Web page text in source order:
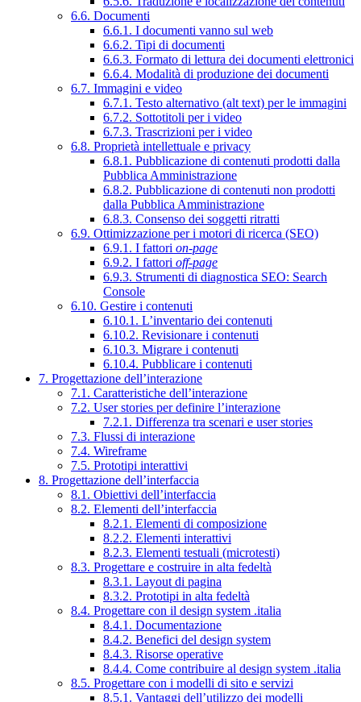
6.6. Documenti
6.6.1. I documenti vanno sul web
6.6.2. Tipi di documenti
6.6.3. Formato di lettura dei documenti elettronici
6.6.4. Modalità di produzione dei documenti
6.7. Immagini e video
6.7.1. Testo alternativo (alt text) per le immagini
6.7.2. Sottotitoli per i video
6.7.3. Trascrizioni per i video
6.8. Proprietà intellettuale e privacy
6.8.1. Pubblicazione di contenuti prodotti dalla
Pubblica Amministrazione
6.8.2. Pubblicazione di contenuti non prodotti
dalla Pubblica Amministrazione
6.8.3. Consenso dei soggetti ritratti
6.9. Ottimizzazione per i motori di ricerca (SEO)
6.9.1. I fattori on-page
6.9.2. I fattori off-page
6.9.3. Strumenti di diagnostica SEO: Search
Console
6.10. Gestire i contenuti
6.10.1. L’inventario dei contenuti
6.10.2. Revisionare i contenuti
6.10.3. Migrare i contenuti
6.10.4. Pubblicare i contenuti
7. Progettazione dell’interazione
7.1. Caratteristiche dell’interazione
7.2. User stories per definire l’interazione
7.2.1. Differenza tra scenari e user stories
7.3. Flussi di interazione
7.4. Wireframe
7.5. Prototipi interattivi
8. Progettazione dell’interfaccia
8.1. Obiettivi dell’interfaccia
8.2. Elementi dell’interfaccia
8.2.1. Elementi di composizione
8.2.2. Elementi interattivi
8.2.3. Elementi testuali (microtesti)
8.3. Progettare e costruire in alta fedeltà
8.3.1. Layout di pagina
8.3.2. Prototipi in alta fedeltà
8.4. Progettare con il design system .italia
8.4.1. Documentazione
8.4.2. Benefici del design system
8.4.3. Risorse operative
8.4.4. Come contribuire al design system .italia
8.5. Progettare con i modelli di sito e servizi
8.5.1. Vantaggi dell’utilizzo dei modelli